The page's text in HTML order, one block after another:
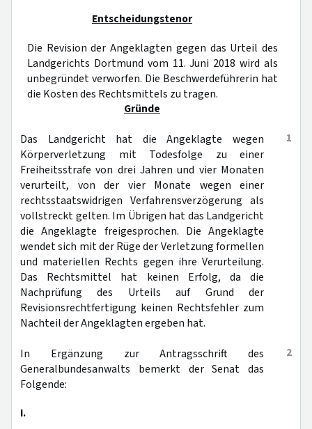
Entscheidungstenor
Die Revision der Angeklagten gegen das Urteil des
Landgerichts Dortmund vom 11. Juni 2018 wird als
unbegründet verworfen. Die Beschwerdeführerin hat
die Kosten des Rechtsmittels zu tragen.
Gründe
1
Das Landgericht hat die Angeklagte wegen
Körperverletzung mit Todesfolge zu einer
Freiheitsstrafe von drei Jahren und vier Monaten
verurteilt, von der vier Monate wegen einer
rechtsstaatswidrigen Verfahrensverzögerung als
vollstreckt gelten. Im Übrigen hat das Landgericht
die Angeklagte freigesprochen. Die Angeklagte
wendet sich mit der Rüge der Verletzung formellen
und materiellen Rechts gegen ihre Verurteilung.
Das Rechtsmittel hat keinen Erfolg, da die
Nachprüfung des Urteils auf Grund der
Revisionsrechtfertigung keinen Rechtsfehler zum
Nachteil der Angeklagten ergeben hat.
2
In Ergänzung zur Antragsschrift des
Generalbundesanwalts bemerkt der Senat das
Folgende:
I.